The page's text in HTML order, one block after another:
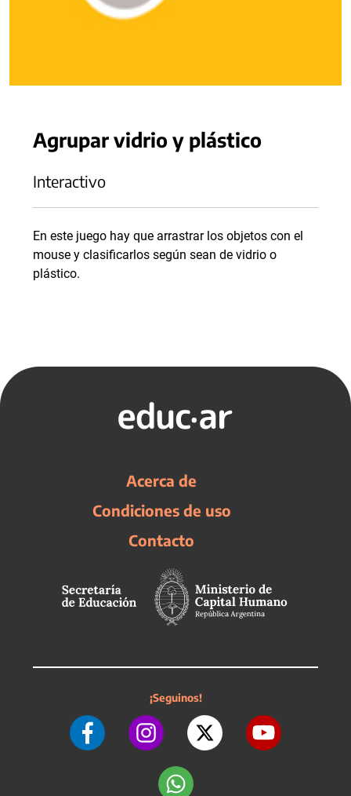
Agrupar vidrio y plástico
Interactivo
En este juego hay que arrastrar los objetos con el
mouse y clasificarlos según sean de vidrio o
plástico.
Acerca de
Condiciones de uso
Contacto
¡Seguinos!